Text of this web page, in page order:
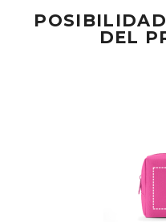
DEL